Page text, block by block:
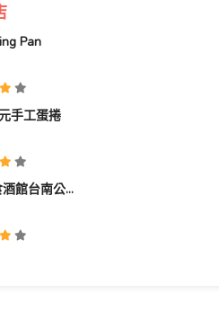
Pan
手工蛋捲
Bark2輕餐食酒館台南公園店